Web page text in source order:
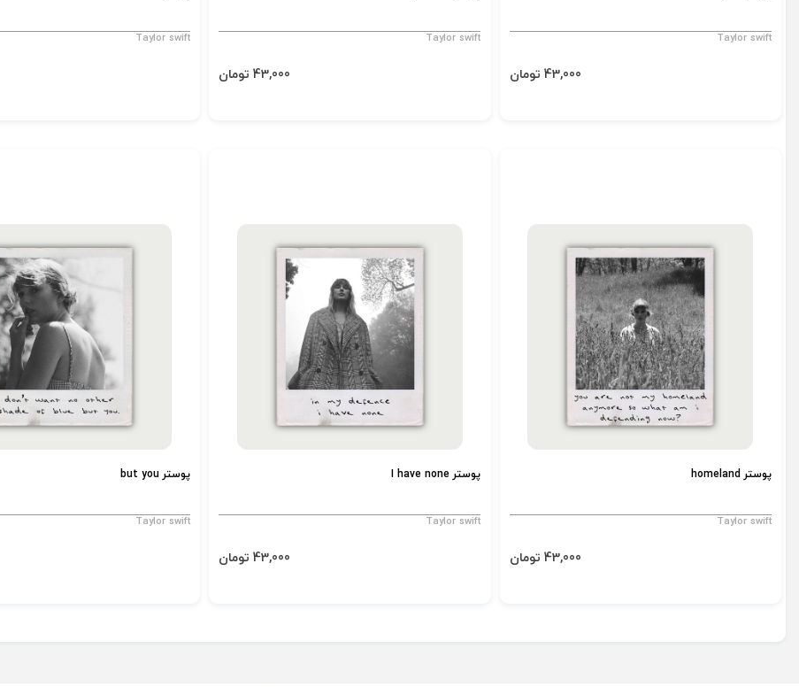
Taylor swift
43,000 تومان
Taylor swift
43,000 تومان
Taylor swift
پوستر homeland
Taylor swift
43,000 تومان
پوستر I have none
Taylor swift
43,000 تومان
پوستر but you
Taylor swift